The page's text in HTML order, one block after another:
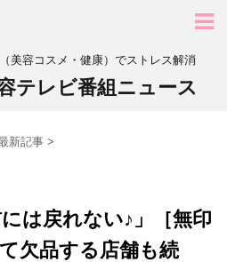
美容コスメ・健康）でストレス解消
テレビ番組ニュース
新記事 >
は戻れない♪」［無印
欠品する店舗も続